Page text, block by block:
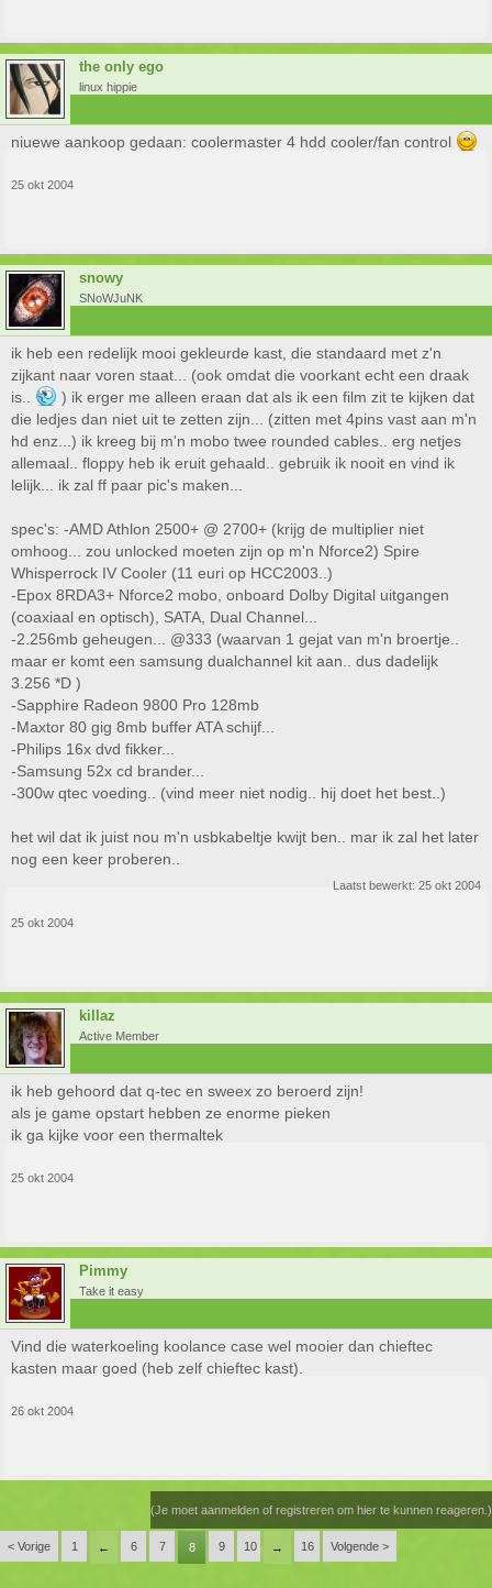
the only ego
linux hippie
niuewe aankoop gedaan: coolermaster 4 hdd cooler/fan control
25 okt 2004
snowy
SNoWJuNK
ik heb een redelijk mooi gekleurde kast, die standaard met z'n
zijkant naar voren staat... (ook omdat die voorkant echt een draak
is..
) ik erger me alleen eraan dat als ik een film zit te kijken dat
die ledjes dan niet uit te zetten zijn... (zitten met 4pins vast aan m'n
hd enz...) ik kreeg bij m'n mobo twee rounded cables.. erg netjes
allemaal.. floppy heb ik eruit gehaald.. gebruik ik nooit en vind ik
lelijk... ik zal ff paar pic's maken...
spec's: -AMD Athlon 2500+ @ 2700+ (krijg de multiplier niet
omhoog... zou unlocked moeten zijn op m'n Nforce2) Spire
Whisperrock IV Cooler (11 euri op HCC2003..)
-Epox 8RDA3+ Nforce2 mobo, onboard Dolby Digital uitgangen
(coaxiaal en optisch), SATA, Dual Channel...
-2.256mb geheugen... @333 (waarvan 1 gejat van m'n broertje..
maar er komt een samsung dualchannel kit aan.. dus dadelijk
3.256 *D )
-Sapphire Radeon 9800 Pro 128mb
-Maxtor 80 gig 8mb buffer ATA schijf...
-Philips 16x dvd fikker...
-Samsung 52x cd brander...
-300w qtec voeding.. (vind meer niet nodig.. hij doet het best..)
het wil dat ik juist nou m'n usbkabeltje kwijt ben.. mar ik zal het later
nog een keer proberen..
Laatst bewerkt: 25 okt 2004
25 okt 2004
killaz
Active Member
ik heb gehoord dat q-tec en sweex zo beroerd zijn!
als je game opstart hebben ze enorme pieken
ik ga kijke voor een thermaltek
25 okt 2004
Pimmy
Take it easy
Vind die waterkoeling koolance case wel mooier dan chieftec
kasten maar goed (heb zelf chieftec kast).
26 okt 2004
(Je moet aanmelden of registreren om hier te kunnen reageren.)
< Vorige 1 ← 6 7 8 9 10 → 16 Volgende >